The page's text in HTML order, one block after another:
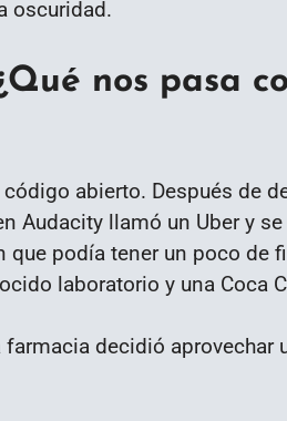
oscuridad.
nos pasa
abierto. Después de
Audacity llamó un Uber y
podía tener un poco de
laboratorio y una Coca
decidió aprovechar